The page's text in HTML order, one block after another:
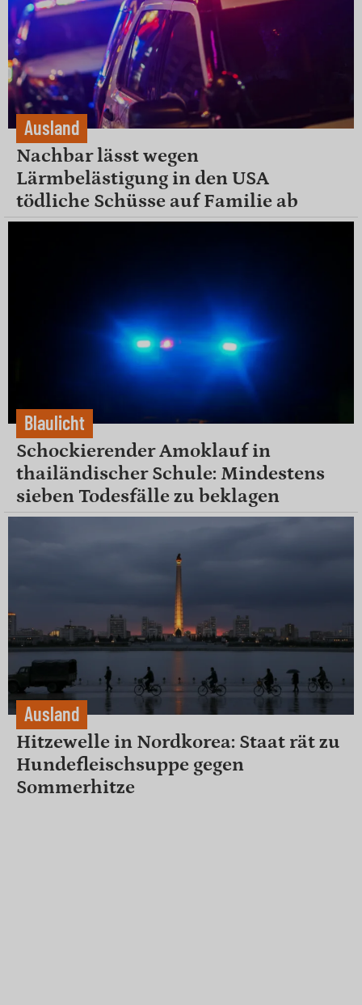
Ausland
Nachbar lässt wegen
Lärmbelästigung in den USA
tödliche Schüsse auf Familie ab
Blaulicht
Schockierender Amoklauf in
thailändischer Schule: Mindestens
sieben Todesfälle zu beklagen
Ausland
Hitzewelle in Nordkorea: Staat rät zu
Hundefleischsuppe gegen
Sommerhitze